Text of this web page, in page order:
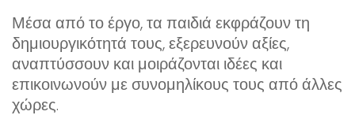
Μέσα από το έργο, τα παιδιά εκφράζουν τη
δημιουργικότητά τους, εξερευνούν αξίες,
αναπτύσσουν και μοιράζονται ιδέες και
επικοινωνούν με συνομηλίκους τους από άλλες
χώρες.